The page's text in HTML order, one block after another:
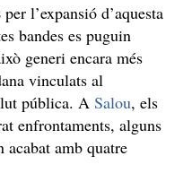
per l’expansió d’aquesta
bandes es puguin
generi encara més
vinculats al
pública. A Salou, els
enfrontaments, alguns
acabat amb quatre